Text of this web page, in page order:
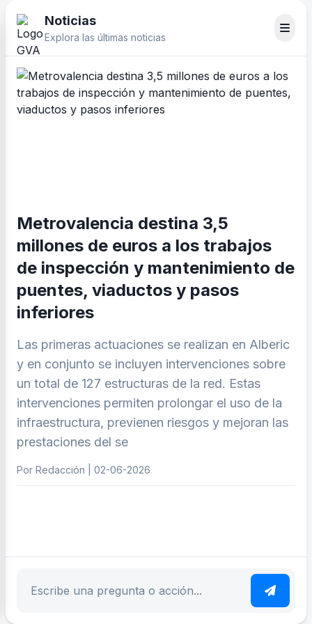
Noticias
Explora las últimas noticias
Metrovalencia destina 3,5
millones de euros a los trabajos
de inspección y mantenimiento de
puentes, viaductos y pasos
inferiores
Las primeras actuaciones se realizan en Alberic
y en conjunto se incluyen intervenciones sobre
un total de 127 estructuras de la red. Estas
intervenciones permiten prolongar el uso de la
infraestructura, previenen riesgos y mejoran las
prestaciones del se
Por Redacción | 02-06-2026
Escribe tu pregunta